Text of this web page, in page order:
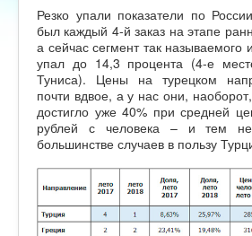
Резко упали показатели по
был каждый 4-й заказ на этапе
а сейчас сегмент так
упал до 14,3 процента (4-е
Туниса). Цены на турецком
почти вдвое, а у нас они,
достигло уже 40% при средней
рублей с человека – и тем
большинстве случаев в пользу